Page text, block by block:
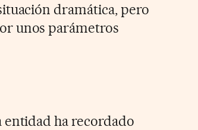
dramática, pero
unos parámetros
entidad ha recordado